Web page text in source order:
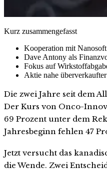
Kurz zusammengefasst
Kooperation mit
Dave Antony als
Fokus auf
Aktie nahe
Die zwei Jahre seit dem
Der Kurs von Onco-
69 Prozent unter dem
Jahresbeginn fehlen 47
Jetzt versucht das
die Wende. Zwei